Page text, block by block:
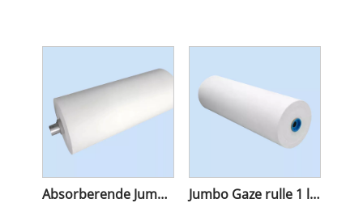
Absorberende Jumbo Gazerulle i bomuld Jumbo Gaze rulle 1 lag